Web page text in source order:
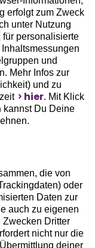
erfolgt zum Zweck
unter Nutzung
personalisierte
und
Mehr Infos zur
und zu
hier. Mit Klick
kannst Du Deine
die von
oder
Daten zur
auch zu eigenen
Dritter
nicht nur die
deiner